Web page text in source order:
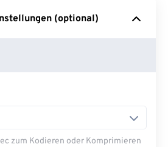
(optional)
zum Kodieren oder Komprimieren